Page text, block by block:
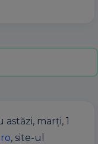
marţi, 1
, site-ul